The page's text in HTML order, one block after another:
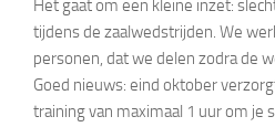
Het gaat om een kleine inzet:
tijdens de zaalwedstrijden. We
personen, dat we delen zodra de
Goed nieuws: eind oktober
training van maximaal 1 uur om je